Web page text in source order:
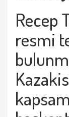
Recep
resmi